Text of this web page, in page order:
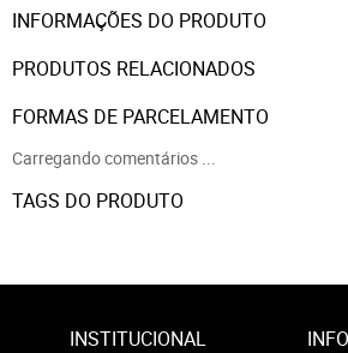
INFORMAÇÕES DO PRODUTO
PRODUTOS RELACIONADOS
FORMAS DE PARCELAMENTO
Carregando comentários ...
TAGS DO PRODUTO
INSTITUCIONAL